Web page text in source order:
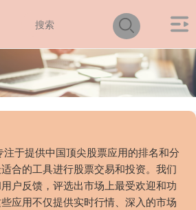
于提供中国顶尖股票应用的排名和分
合的工具进行股票交易和投资。我们
户反馈，评选出市场上最受欢迎和功
应用不仅提供实时行情、深入的市场